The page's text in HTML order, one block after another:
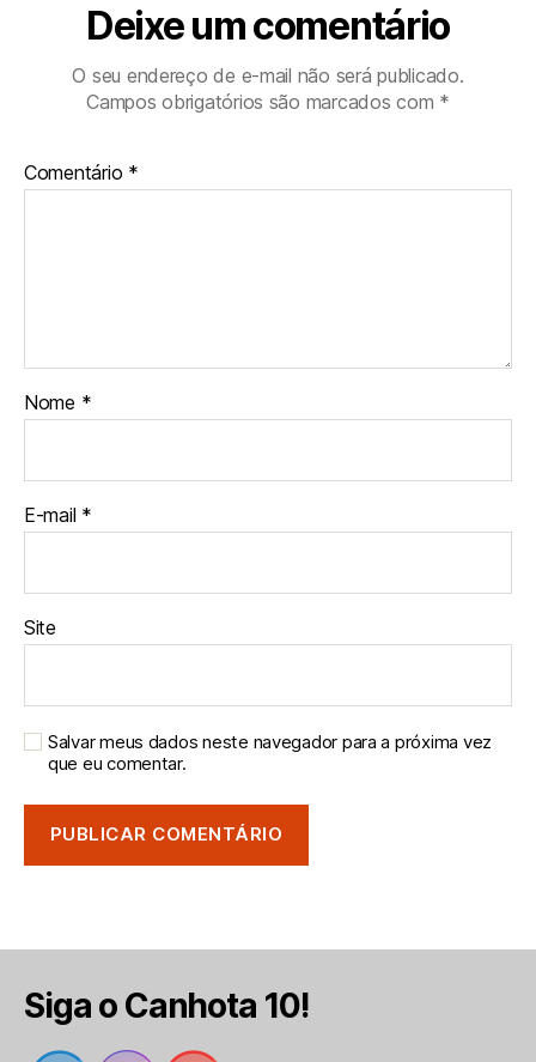
Deixe um comentário
O seu endereço de e-mail não será publicado.
Campos obrigatórios são marcados com *
Comentário *
Nome *
E-mail *
Site
Salvar meus dados neste navegador para a próxima vez
que eu comentar.
Siga o Canhota 10!